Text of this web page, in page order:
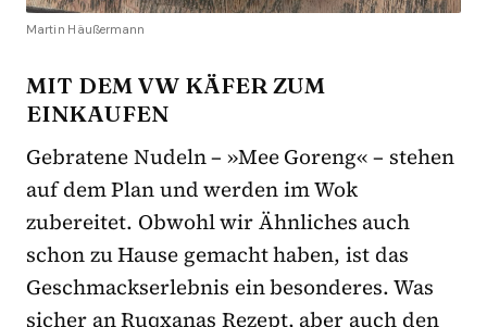
Martin Häußermann
MIT DEM VW KÄFER ZUM
EINKAUFEN
Gebratene Nudeln – »Mee Goreng« – stehen
auf dem Plan und werden im Wok
zubereitet. Obwohl wir Ähnliches auch
schon zu Hause gemacht haben, ist das
Geschmackserlebnis ein besonderes. Was
sicher an Ruqxanas Rezept, aber auch den